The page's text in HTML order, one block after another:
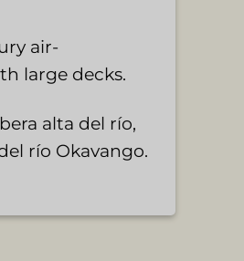
air-
large decks.
alta del río,
río Okavango.